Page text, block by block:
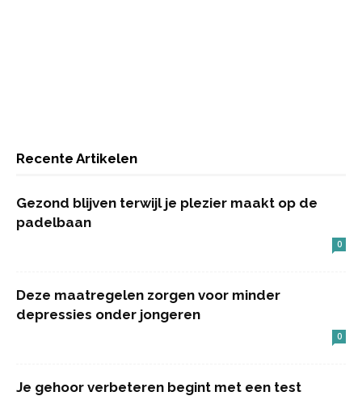
Recente Artikelen
Gezond blijven terwijl je plezier maakt op de
padelbaan
0
Deze maatregelen zorgen voor minder
depressies onder jongeren
0
Je gehoor verbeteren begint met een test